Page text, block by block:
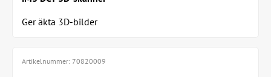
Ger äkta 3D-bilder
Artikelnummer: 70820009